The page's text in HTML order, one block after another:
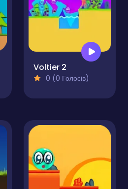
Voltier 2
0 (0 Голосів)